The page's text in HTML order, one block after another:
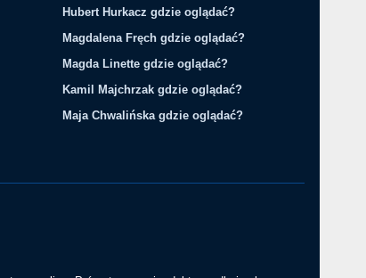
Hubert Hurkacz gdzie oglądać?
Magdalena Fręch gdzie oglądać?
Magda Linette gdzie oglądać?
Kamil Majchrzak gdzie oglądać?
Maja Chwalińska gdzie oglądać?